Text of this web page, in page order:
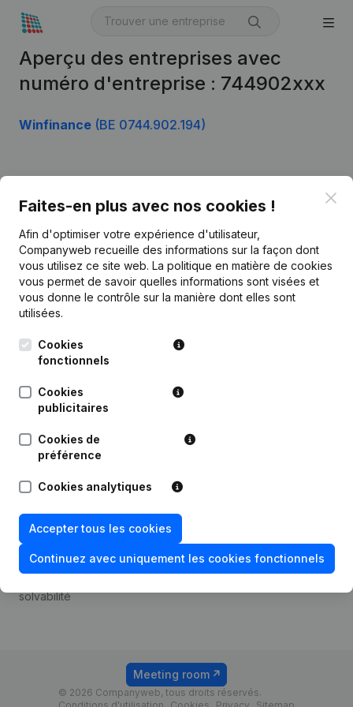
Aperçu des entreprises avec
numéro d'entreprise : 744902xxx
Winfinance (BE 0744.902.194)
Faites-en plus avec nos cookies !
Afin d'optimiser votre expérience d'utilisateur,
Companyweb recueille des informations sur la façon dont
vous utilisez ce site web. La politique en matière de cookies
vous permet de savoir quelles informations sont visées et
vous donne le contrôle sur la manière dont elles sont
utilisées.
Cookies
fonctionnels
Cookies
publicitaires
Cookies de
préférence
Cookies analytiques
Accepter tous les cookies
Continuez avec uniquement les cookies fonctionnels
Français
Kantorenpark Everest
Leuvensesteenweg
1800 Vilvoorde
Informations d’entreprise
Monitoring
Recherche internationale
Prospection
Compliance et prévention
de la fraude
Consulter des comptes
Recherche de numéro de
TVA
solvabilité
Tarifs
© 2026 Companyweb, tous droits réservés.
Meeting room